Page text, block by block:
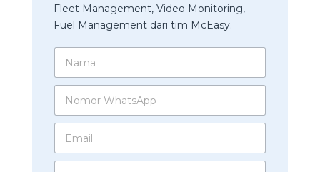
Fleet Management, Video Monitoring,
Fuel Management dari tim McEasy.
m
m
W
a